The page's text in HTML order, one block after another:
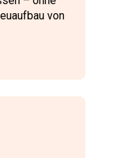
von